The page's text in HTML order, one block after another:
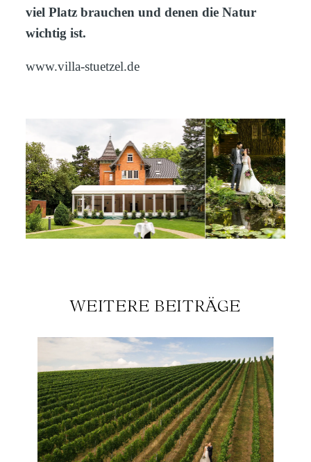
viel Platz brauchen und denen die Natur
wichtig ist.
www.villa-stuetzel.de
WEITERE BEITRÄGE